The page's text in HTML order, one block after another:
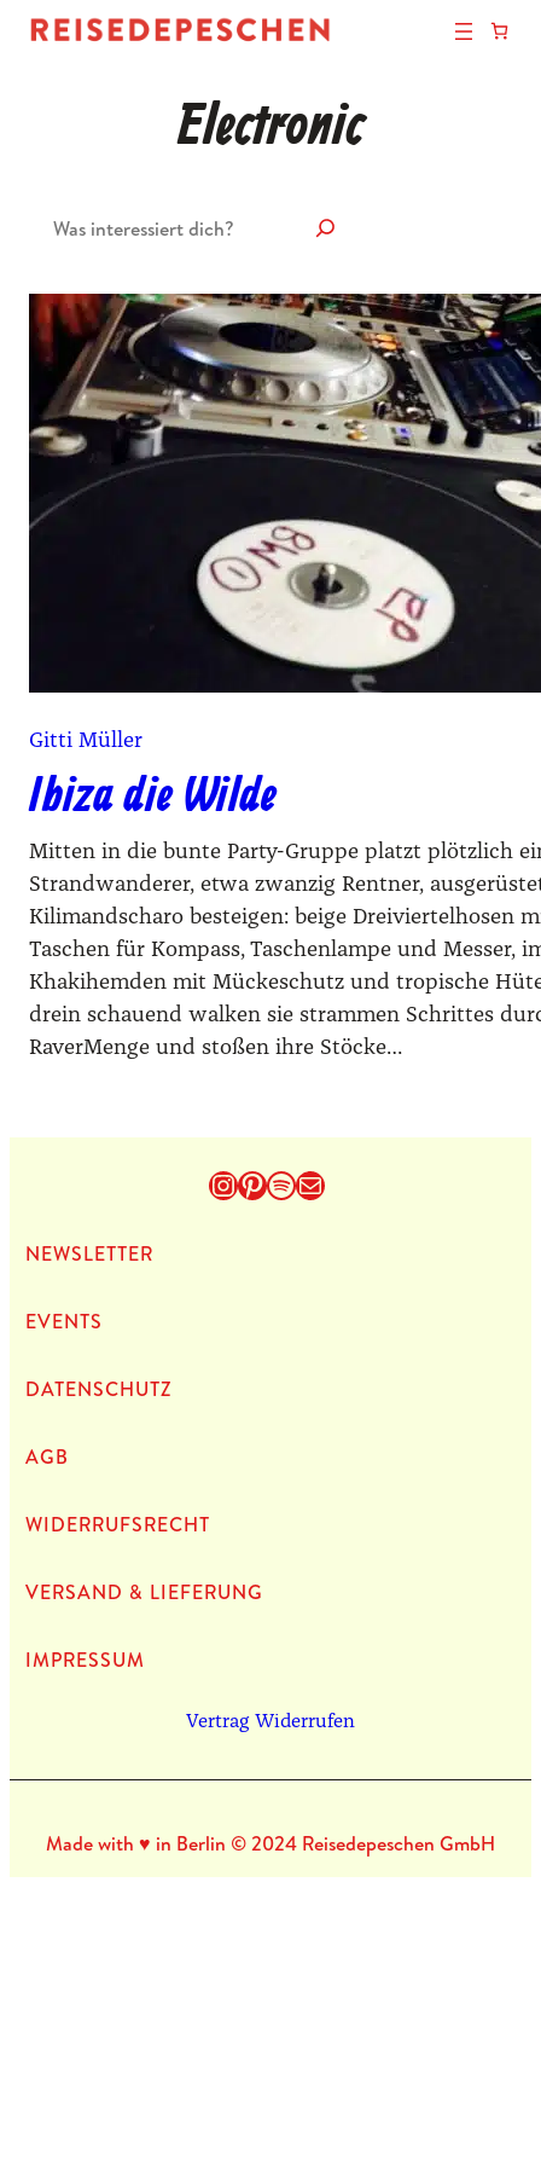
Electronic
Gitti Müller
Ibiza die Wilde
Mitten in die bunte Party-Gruppe platzt plötzlich
Strandwanderer, etwa zwanzig Rentner,
Kilimandscharo besteigen: beige Dreiviertelhosen
Taschen für Kompass, Taschenlampe und Messer,
Khakihemden mit Mückeschutz und tropische
drein schauend walken sie strammen Schrittes
RaverMenge und stoßen ihre Stöcke…
Instagram
Pinterest
Spotify
E-Mail
NEWS­LET­TER
EVENTS
DATEN­SCHUTZ
AGB
WIDERRUFSRECHT
VERSAND & LIEFERUNG
IMPRES­SUM
Vertrag Widerrufen
Made with ♥ in Berlin © 2024 Reisedepeschen GmbH